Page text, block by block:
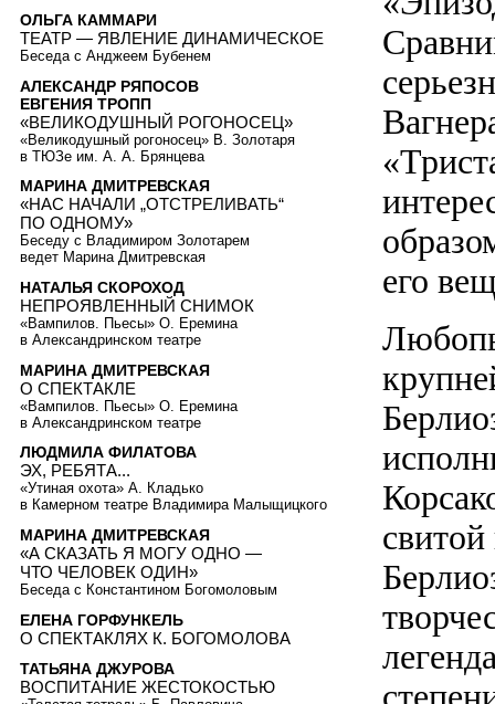
его
ОЛЬГА КАММАРИ
ТЕАТР — ЯВЛЕНИЕ ДИНАМИЧЕСКОЕ
Беседа с Анджеем Бубенем
АЛЕКСАНДР РЯПОСОВ
ЕВГЕНИЯ ТРОПП
«ВЕЛИКОДУШНЫЙ РОГОНОСЕЦ»
«Великодушный рогоносец» В. Золотаря
в ТЮЗе им. А. А. Брянцева
МАРИНА ДМИТРЕВСКАЯ
«НАС НАЧАЛИ „ОТСТРЕЛИВАТЬ“
ПО ОДНОМУ»
Беседу с Владимиром Золотарем
ведет Марина Дмитревская
НАТАЛЬЯ СКОРОХОД
НЕПРОЯВЛЕННЫЙ СНИМОК
«Вампилов. Пьесы» О. Еремина
в Александринском театре
МАРИНА ДМИТРЕВСКАЯ
О СПЕКТАКЛЕ
«Вампилов. Пьесы» О. Еремина
в Александринском театре
ЛЮДМИЛА ФИЛАТОВА
ЭХ, РЕБЯТА...
«Утиная охота» А. Кладько
в Камерном театре Владимира Малыщицкого
МАРИНА ДМИТРЕВСКАЯ
«А СКАЗАТЬ Я МОГУ ОДНО —
ЧТО ЧЕЛОВЕК ОДИН»
Беседа с Константином Богомоловым
ЕЛЕНА ГОРФУНКЕЛЬ
О СПЕКТАКЛЯХ К. БОГОМОЛОВА
ТАТЬЯНА ДЖУРОВА
ВОСПИТАНИЕ ЖЕСТОКОСТЬЮ